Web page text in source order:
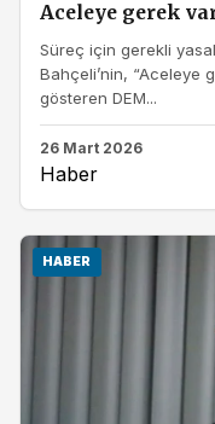
Aceleye gerek
Süreç için gerekli
Bahçeli’nin, “Aceleye
gösteren DEM...
26 Mart 2026
Haber
HABER